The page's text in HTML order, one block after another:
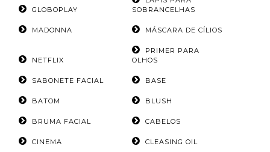
GLOBOPLAY
SOBRANCELHAS
MADONNA MÁSCARA DE CÍLIOS
NETFLIX
PRIMER PARA
OLHOS
SABONETE FACIAL BASE
BATOM BLUSH
BRUMA FACIAL CABELOS
CINEMA CLEASING OIL